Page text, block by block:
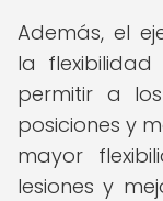
Además, el
la
permitir a
posiciones y
mayor
lesiones y